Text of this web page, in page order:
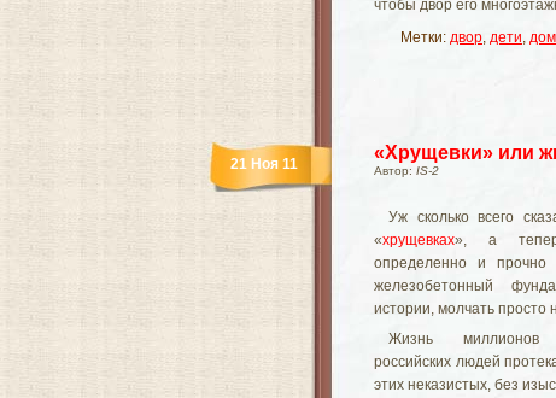
чтобы двор его
Метки: двор, дети,
«Хрущевки» или
Автор: IS-2
21 Ноя 11
Уж сколько всего
«хрущевках», а
определенно и прочно
железобетонный
истории, молчать просто
Жизнь миллионов
российских людей
этих неказистых, без